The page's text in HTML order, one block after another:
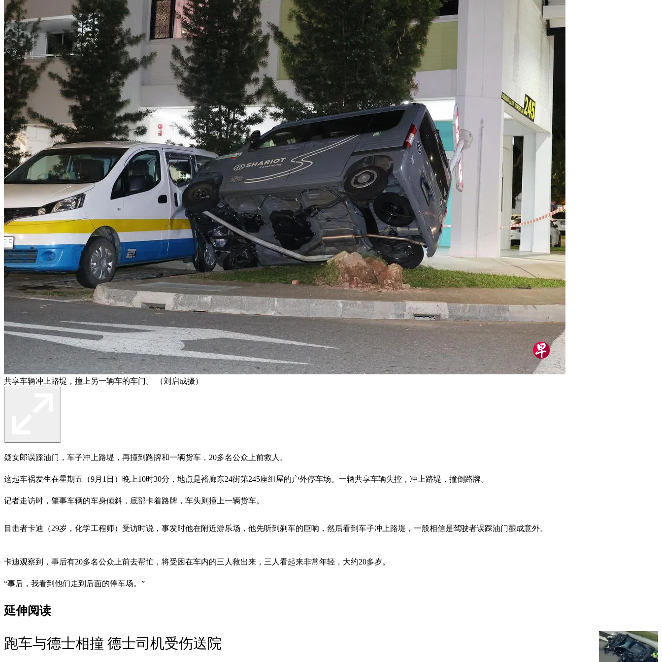
共享车辆冲上路堤，撞上另一辆车的车门。 （刘启成摄）
疑女郎误踩油门，车子冲上路堤，再撞到路牌和一辆货车，20多名公众上前救人。
这起车祸发生在星期五（9月1日）晚上10时30分，地点是裕廊东24街第245座组屋的户外停车场。一辆共享车辆失控，冲上路堤，撞倒路牌。
记者走访时，肇事车辆的车身倾斜，底部卡着路牌，车头则撞上一辆货车。
目击者卡迪（29岁，化学工程师）受访时说，事发时他在附近游乐场，他先听到刹车的巨响，然后看到车子冲上路堤，一般相信是驾驶者误踩油门酿成意外。
卡迪观察到，事后有20多名公众上前去帮忙，将受困在车内的三人救出来，三人看起来非常年轻，大约20多岁。
“事后，我看到他们走到后面的停车场。”
延伸阅读
跑车与德士相撞 德士司机受伤送院